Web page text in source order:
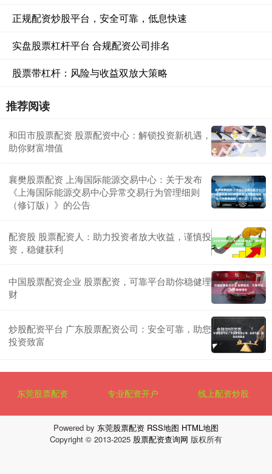
正规配资炒股平台，安全可靠，低息快速
实盘股票杠杆平台 合规配资公司排名
股票带杠杆：风险与收益双放大策略
推荐阅读
和田市股票配资 股票配资中心：解锁投资新机遇，
助你财富增值
襄樊股票配资 上海国际能源交易中心：关于发布
《上海国际能源交易中心异常交易行为管理细则
（修订版）》的公告
配资股 股票配资人：助力投资者放大收益，谨慎投
资，稳健获利
中国股票配资企业 股票配资，可靠平台助你稳健理
财
炒股配资平台 广东股票配资公司：安全可靠，助您
投资致富
东莞股票配资 专业配资开户 线上配资炒股
Powered by 东莞股票配资 RSS地图 HTML地图
Copyright © 2013-2025 股票配资查询网 版权所有